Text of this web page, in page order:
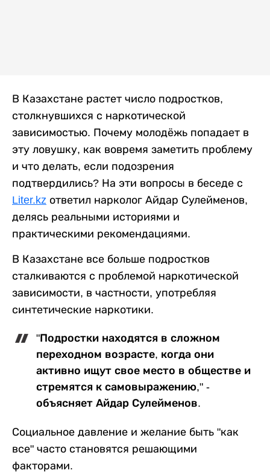
В Казахстане растет число подростков,
столкнувшихся с наркотической
зависимостью. Почему молодёжь попадает в
эту ловушку, как вовремя заметить проблему
и что делать, если подозрения
подтвердились? На эти вопросы в беседе с
Liter.kz ответил нарколог Айдар Сулейменов,
делясь реальными историями и
практическими рекомендациями.
В Казахстане все больше подростков
сталкиваются с проблемой наркотической
зависимости, в частности, употребляя
синтетические наркотики.
"Подростки находятся в сложном
переходном возрасте, когда они
активно ищут свое место в обществе и
стремятся к самовыражению," -
объясняет Айдар Сулейменов.
Социальное давление и желание быть "как
все" часто становятся решающими
факторами.